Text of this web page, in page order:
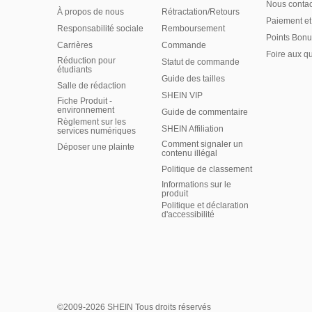
À propos de nous
Responsabilité sociale
Carrières
Réduction pour
étudiants
Salle de rédaction
Fiche Produit -
environnement
Règlement sur les
services numériques
Déposer une plainte
Rétractation/Retours
Remboursement
Commande
Statut de commande
Guide des tailles
SHEIN VIP
Guide de commentaire
SHEIN Affiliation
Comment signaler un
contenu illégal
Politique de classement
Informations sur le
produit
Politique et déclaration
d'accessibilité
Nous
Paiement
Points
Foire aux
©2009-2026 SHEIN Tous droits réservés